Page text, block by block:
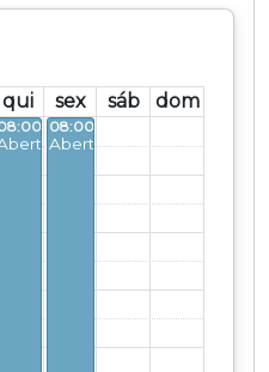
qui sex sáb dom
- 17:00
08:00 - 17:00
Aberto